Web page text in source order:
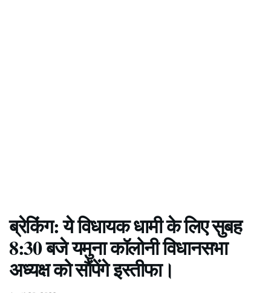
ब्रेकिंग: ये विधायक धामी के लिए सुबह
8:30 बजे यमुना कॉलोनी विधानसभा
अध्यक्ष को सौंपेंगे इस्तीफा।